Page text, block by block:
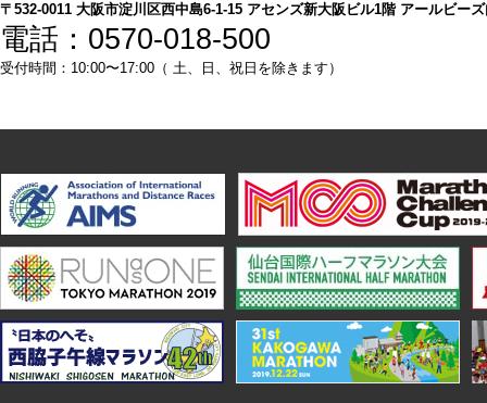
〒532-0011 大阪市淀川区西中島6-1-15 アセンズ新大阪ビル1階 アールビー
電話：0570-018-500
受付時間：10:00〜17:00（ 土、日、祝日を除きます）